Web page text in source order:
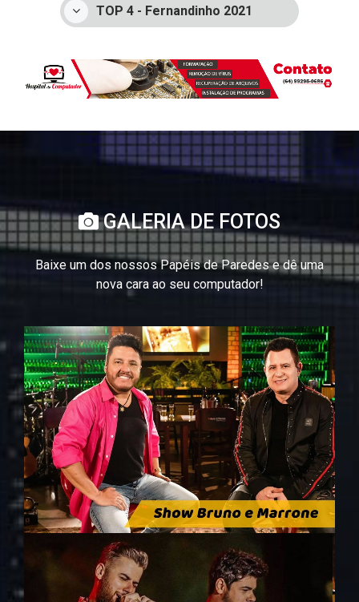
TOP 4 - Fernandinho 2021
GALERIA DE FOTOS
Baixe um dos nossos Papéis de Paredes e dê uma
nova cara ao seu computador!